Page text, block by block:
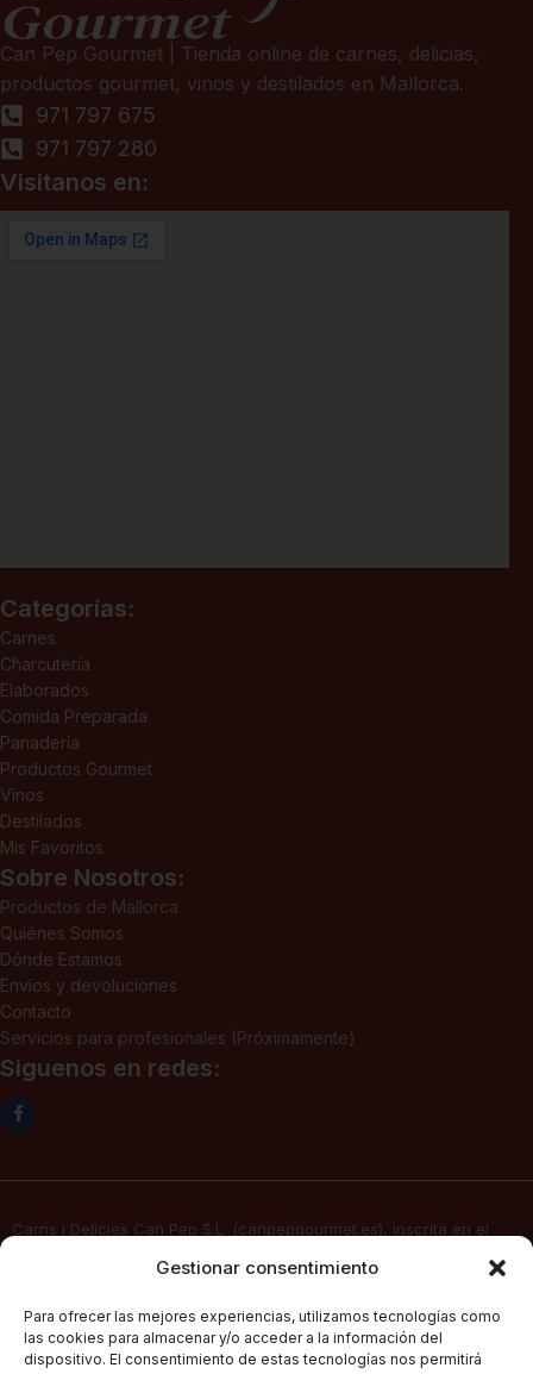
Gestionar consentimiento
Para ofrecer las mejores experiencias, utilizamos tecnologías como
las cookies para almacenar y/o acceder a la información del
dispositivo. El consentimiento de estas tecnologías nos permitirá
Can Pep Gourmet | Tienda online de carnes, delicias,
productos gourmet, vinos y destilados en Mallorca.
971 797 675
971 797 280
Visitanos en:
Categorías:
Carnes
Charcutería
Elaborados
Comida Preparada
Panadería
Productos Gourmet
Vinos
Destilados
Mis Favoritos
Sobre Nosotros:
Productos de Mallorca
Quiénes Somos
Dónde Estamos
Envíos y devoluciones
Contacto
Servicios para profesionales (Próximamente)
Siguenos en redes:
Carns i Delicies Can Pep S.L. (canpepgourmet.es), inscrita en el
1ª, fecha 02/06/2025, con domicilio social en c/ Major Nº 115,
sus servicios de venta electrónica por Internet a través de su
página web canpepgourmet.es